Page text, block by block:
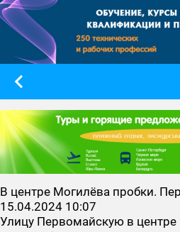
В центре Могилёва пробки.
15.04.2024 10:07
Улицу Первомайскую в